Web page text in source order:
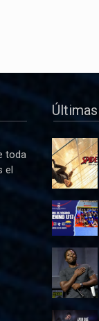
toda
el